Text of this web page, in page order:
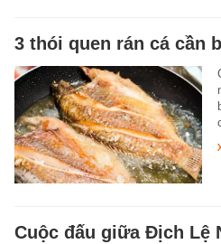
3 thói quen rán cá cần
Cuộc đấu giữa Địch Lệ